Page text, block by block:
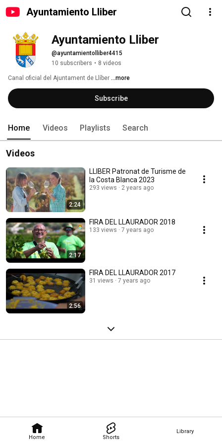
Ayuntamiento Lliber
Home Shorts
Library
Ayuntamiento Lliber
@ayuntamientolliber4415
10 subscribers • 8 videos
Canal oficial del Ajuntament de Llíber ...more
Subscribe
Home Videos Playlists Search
Videos
2:24
LLIBER Patronat de Turisme de
la Costa Blanca 2023
293 views 2 years ago
2:17
FIRA DEL LLAURADOR 2018
133 views 7 years ago
2:56
FIRA DEL LLAURADOR 2017
31 views 7 years ago